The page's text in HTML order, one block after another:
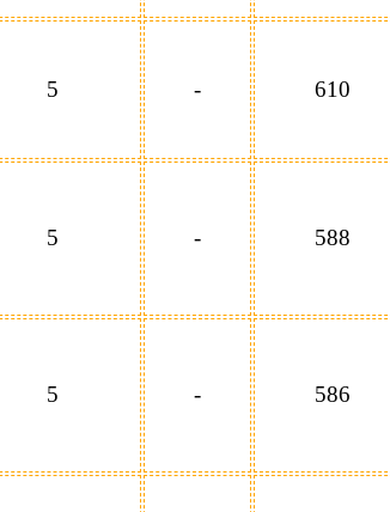
5 - 610
5 - 588
5 - 586